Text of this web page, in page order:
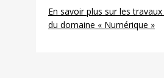
En savoir plus sur les
du domaine « Numérique »